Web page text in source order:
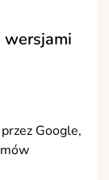
wersjami
Google,